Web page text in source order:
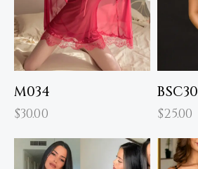
M034
$30.00
BSC30
$25.00